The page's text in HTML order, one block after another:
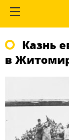
Казнь
в